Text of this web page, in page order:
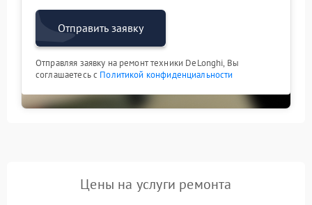
Отправить заявку
Отправляя заявку на ремонт техники DeLonghi, Вы
соглашаетесь с Политикой конфиденциальности
Цены на услуги ремонта